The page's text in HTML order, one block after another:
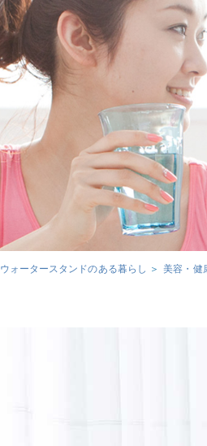
妊娠・育児のお水
ウォータースタンドのある暮らし 美容・健